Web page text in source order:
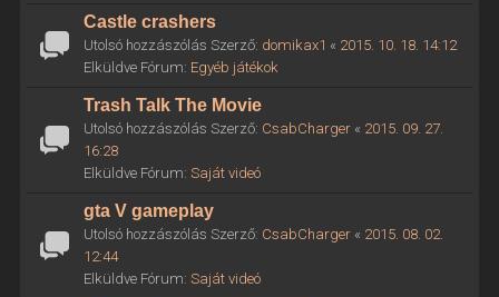
Castle crashers
Utolsó hozzászólás Szerző: domikax1 « 2015. 10. 18. 14:12
Elküldve Fórum: Egyéb játékok
Trash Talk The Movie
Utolsó hozzászólás Szerző: CsabCharger« 2015. 09. 27.
16:28
Elküldve Fórum: Saját videó
gta V gameplay
Utolsó hozzászólás Szerző: CsabCharger« 2015. 08. 02.
12:44
Elküldve Fórum: Saját videó